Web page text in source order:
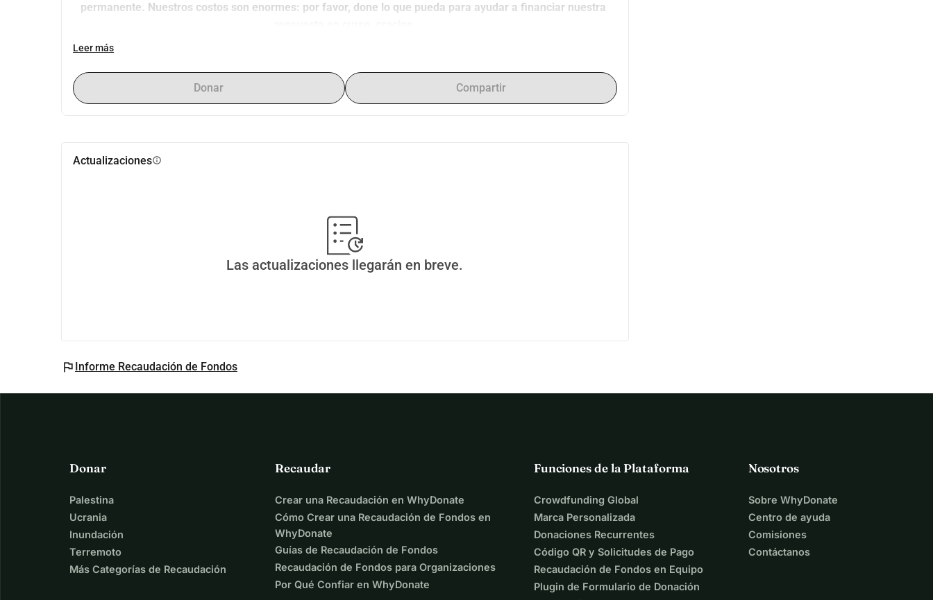
permanente. Nuestros costos son enormes: por favor, done lo que pueda para ayudar a financiar nuestra
Leer más
Donar Compartir
Actualizacionesinfo
Las actualizaciones llegarán en breve.
flag Informe Recaudación de Fondos
Donar
Palestina
Ucrania
Inundación
Terremoto
Más Categorías de Recaudación
Recaudar
Crear una Recaudación en WhyDonate
Cómo Crear una Recaudación de Fondos en
WhyDonate
Guías de Recaudación de Fondos
Recaudación de Fondos para Organizaciones
Por Qué Confiar en WhyDonate
Funciones de la Plataforma
Crowdfunding Global
Marca Personalizada
Donaciones Recurrentes
Código QR y Solicitudes de Pago
Recaudación de Fondos en Equipo
Plugin de Formulario de Donación
Nosotros
Sobre WhyDonate
Centro de ayuda
Comisiones
Contáctanos